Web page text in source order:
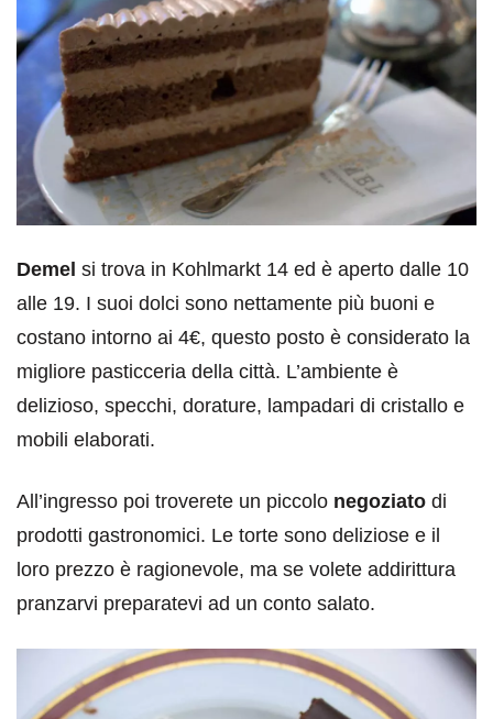
Demel si trova in Kohlmarkt 14 ed è aperto dalle 10
alle 19. I suoi dolci sono nettamente più buoni e
costano intorno ai 4€, questo posto è considerato la
migliore pasticceria della città. L’ambiente è
delizioso, specchi, dorature, lampadari di cristallo e
mobili elaborati.
All’ingresso poi troverete un piccolo negoziato di
prodotti gastronomici. Le torte sono deliziose e il
loro prezzo è ragionevole, ma se volete addirittura
pranzarvi preparatevi ad un conto salato.